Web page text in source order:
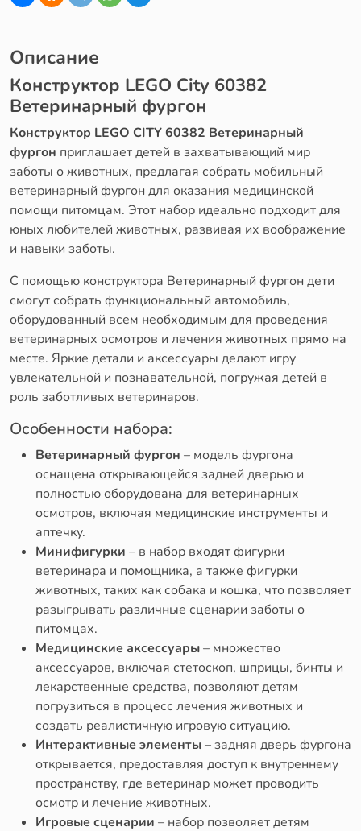
Описание
Конструктор LEGO City 60382
Ветеринарный фургон
Конструктор LEGO CITY 60382 Ветеринарный
фургон приглашает детей в захватывающий мир
заботы о животных, предлагая собрать мобильный
ветеринарный фургон для оказания медицинской
помощи питомцам. Этот набор идеально подходит для
юных любителей животных, развивая их воображение
и навыки заботы.
С помощью конструктора Ветеринарный фургон дети
смогут собрать функциональный автомобиль,
оборудованный всем необходимым для проведения
ветеринарных осмотров и лечения животных прямо на
месте. Яркие детали и аксессуары делают игру
увлекательной и познавательной, погружая детей в
роль заботливых ветеринаров.
Особенности набора:
Ветеринарный фургон – модель фургона
оснащена открывающейся задней дверью и
полностью оборудована для ветеринарных
осмотров, включая медицинские инструменты и
аптечку.
Минифигурки – в набор входят фигурки
ветеринара и помощника, а также фигурки
животных, таких как собака и кошка, что позволяет
разыгрывать различные сценарии заботы о
питомцах.
Медицинские аксессуары– множество
аксессуаров, включая стетоскоп, шприцы, бинты и
лекарственные средства, позволяют детям
погрузиться в процесс лечения животных и
создать реалистичную игровую ситуацию.
Интерактивные элементы– задняя дверь фургона
открывается, предоставляя доступ к внутреннему
пространству, где ветеринар может проводить
осмотр и лечение животных.
Игровые сценарии – набор позволяет детям